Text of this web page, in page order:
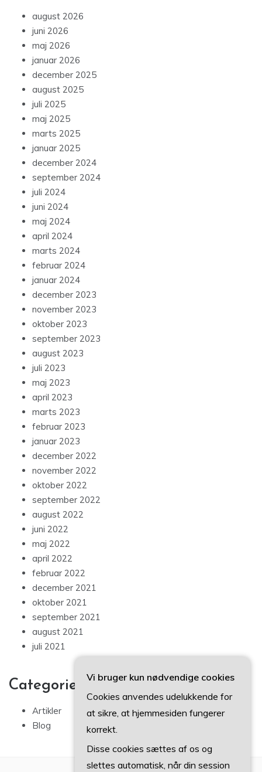
august 2026
juni 2026
maj 2026
januar 2026
december 2025
august 2025
juli 2025
maj 2025
marts 2025
januar 2025
december 2024
september 2024
juli 2024
juni 2024
maj 2024
april 2024
marts 2024
februar 2024
januar 2024
december 2023
november 2023
oktober 2023
september 2023
august 2023
juli 2023
maj 2023
april 2023
marts 2023
februar 2023
januar 2023
december 2022
november 2022
oktober 2022
september 2022
august 2022
juni 2022
maj 2022
april 2022
februar 2022
december 2021
oktober 2021
september 2021
august 2021
juli 2021
Categories
Artikler
Blog
Vi bruger kun nødvendige cookies
Cookies anvendes udelukkende for
at sikre, at hjemmesiden fungerer
korrekt.
Disse cookies sættes af os og
slettes automatisk, når din session